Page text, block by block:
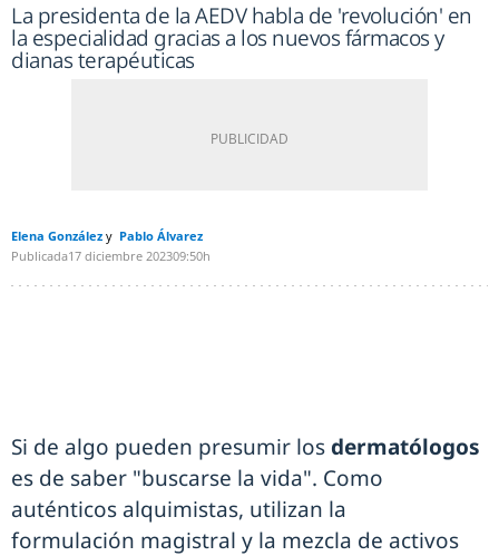
La presidenta de la AEDV habla de 'revolución' en
la especialidad gracias a los nuevos fármacos y
dianas terapéuticas
Elena González
Pablo Álvarez
Publicada17 diciembre 202309:50h
Si de algo pueden presumir los dermatólogos
es de saber "buscarse la vida". Como
auténticos alquimistas, utilizan la
formulación magistral y la mezcla de activos